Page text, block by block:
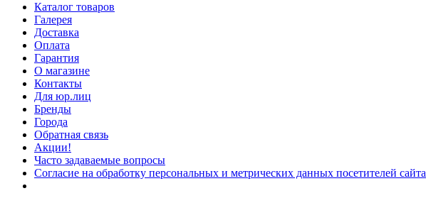
Каталог товаров
Галерея
Доставка
Оплата
Гарантия
О магазине
Контакты
Для юр.лиц
Бренды
Города
Обратная связь
Акции!
Часто задаваемые вопросы
Согласие на обработку персональных и метрических данных посетителей сайта